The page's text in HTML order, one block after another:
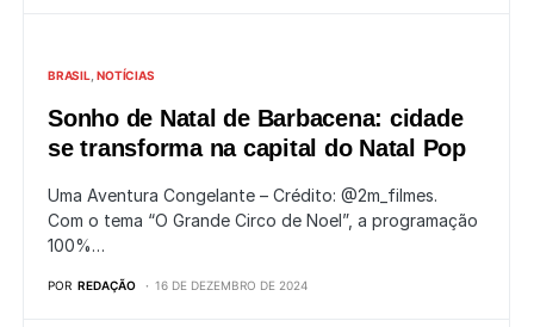
BRASIL NOTÍCIAS
Sonho de Natal de Barbacena: cidade
se transforma na capital do Natal Pop
Uma Aventura Congelante – Crédito: @2m_filmes.
Com o tema “O Grande Circo de Noel”, a programação
100%…
POR REDAÇÃO 16 DE DEZEMBRO DE 2024